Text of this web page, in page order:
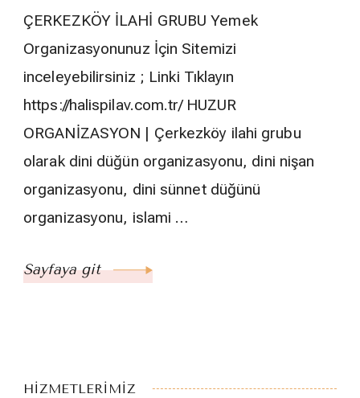
ÇERKEZKÖY İLAHİ GRUBU Yemek
Organizasyonunuz İçin Sitemizi
inceleyebilirsiniz ; Linki Tıklayın
https://halispilav.com.tr/ HUZUR
ORGANİZASYON | Çerkezköy ilahi grubu
olarak dini düğün organizasyonu, dini nişan
organizasyonu, dini sünnet düğünü
organizasyonu, islami …
Sayfaya git
HİZMETLERİMİZ